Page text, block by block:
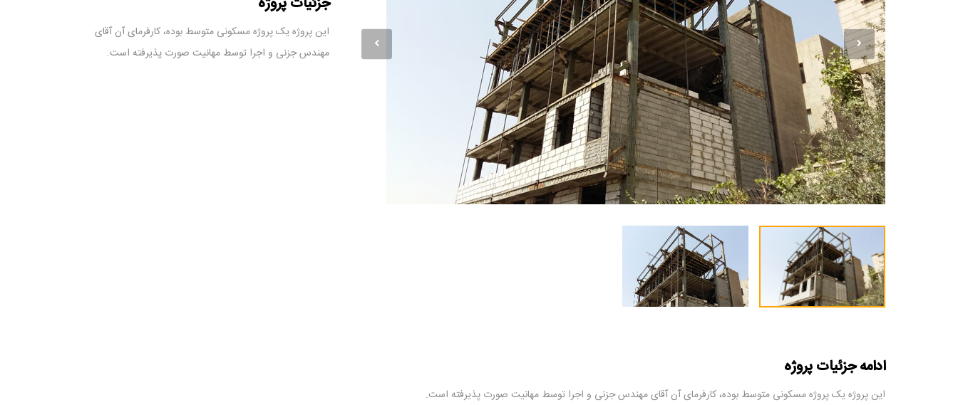
این پروژه یک پروژه مسکونی متوسط بوده، کارفرمای آن آقای
مهندس جزنی و اجرا توسط مهانیت صورت پذیرفته است.
ادامه جزئیات پروژه
این پروژه یک پروژه مسکونی متوسط بوده، کارفرمای آن آقای مهندس جزنی و اجرا توسط مهانیت صورت پذیرفته است.